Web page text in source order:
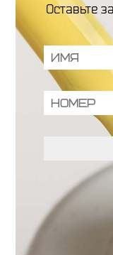
Оставьте